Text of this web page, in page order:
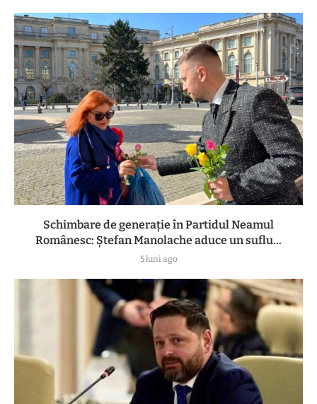
Schimbare de generație în Partidul Neamul
Românesc: Ștefan Manolache aduce un suflu...
5 luni ago